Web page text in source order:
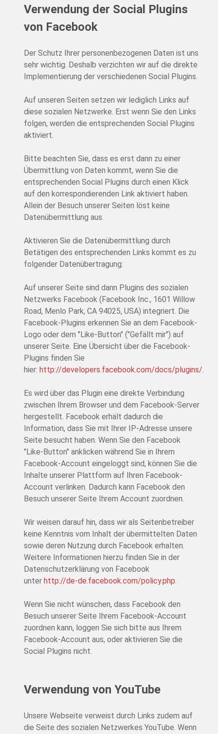
Verwendung der Social Plugins
von Facebook
Der Schutz Ihrer personenbezogenen Daten ist uns
sehr wichtig. Deshalb verzichten wir auf die direkte
Implementierung der verschiedenen Social Plugins.
Auf unseren Seiten setzen wir lediglich Links auf
diese sozialen Netzwerke. Erst wenn Sie den Links
folgen, werden die entsprechenden Social Plugins
aktiviert.
Bitte beachten Sie, dass es erst dann zu einer
Übermittlung von Daten kommt, wenn Sie die
entsprechenden Social Plugins durch einen Klick
auf den korrespondierenden Link aktiviert haben.
Allein der Besuch unserer Seiten löst keine
Datenübermittlung aus.
Aktivieren Sie die Datenübermittlung durch
Betätigen des entsprechenden Links kommt es zu
folgender Datenübertragung:
Auf unserer Seite sind dann Plugins des sozialen
Netzwerks Facebook (Facebook Inc., 1601 Willow
Road, Menlo Park, CA 94025, USA) integriert. Die
Facebook-Plugins erkennen Sie an dem Facebook-
Logo oder dem "Like-Button" ("Gefällt mir") auf
unserer Seite. Eine Übersicht über die Facebook-
Plugins finden Sie
hier: http://developers.facebook.com/docs/plugins/.
Es wird über das Plugin eine direkte Verbindung
zwischen Ihrem Browser und dem Facebook-Server
hergestellt. Facebook erhält dadurch die
Information, dass Sie mit Ihrer IP-Adresse unsere
Seite besucht haben. Wenn Sie den Facebook
"Like-Button" anklicken während Sie in Ihrem
Facebook-Account eingeloggt sind, können Sie die
Inhalte unserer Plattform auf Ihren Facebook-
Account verlinken. Dadurch kann Facebook den
Besuch unserer Seite Ihrem Account zuordnen.
Wir weisen darauf hin, dass wir als Seitenbetreiber
keine Kenntnis vom Inhalt der übermittelten Daten
sowie deren Nutzung durch Facebook erhalten.
Weitere Informationen hierzu finden Sie in der
Datenschutzerklärung von Facebook
unter http://de-de.facebook.com/policy.php.
Wenn Sie nicht wünschen, dass Facebook den
Besuch unserer Seite Ihrem Facebook-Account
zuordnen kann, loggen Sie sich bitte aus Ihrem
Facebook-Account aus, oder aktivieren Sie die
Social Plugins nicht.
Verwendung von YouTube
Unsere Webseite verweist durch Links zudem auf
die Seite des sozialen Netzwerkes YouTube. Wenn